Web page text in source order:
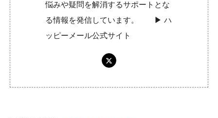
悩みや疑問を解消するサポートとな
る情報を発信しています。 ▶︎ハ
ッピーメール公式サイト